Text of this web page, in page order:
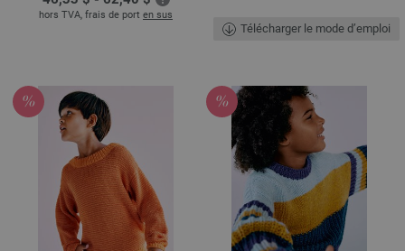
hors TVA, frais de port en sus
Télécharger le mode d’emploi